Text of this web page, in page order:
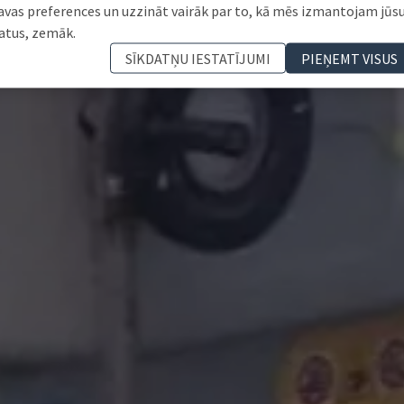
preferences un uzzināt vairāk par to, kā mēs izmantojam
zemāk.
SĪKDATŅU IESTATĪJUMI
PIEŅEMT VISUS